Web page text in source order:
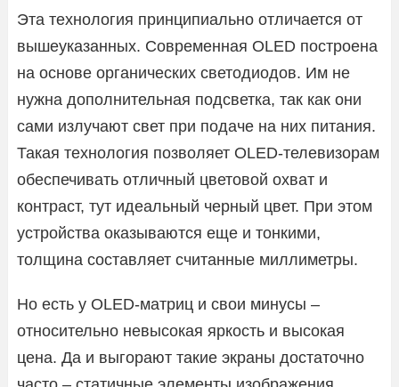
Эта технология принципиально отличается от
вышеуказанных. Современная OLED построена
на основе органических светодиодов. Им не
нужна дополнительная подсветка, так как они
сами излучают свет при подаче на них питания.
Такая технология позволяет OLED-телевизорам
обеспечивать отличный цветовой охват и
контраст, тут идеальный черный цвет. При этом
устройства оказываются еще и тонкими,
толщина составляет считанные миллиметры.
Но есть у OLED-матриц и свои минусы –
относительно невысокая яркость и высокая
цена. Да и выгорают такие экраны достаточно